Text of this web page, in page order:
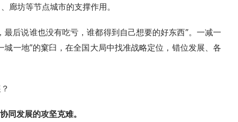
廊坊等节点城市的支撑作用。
最后说谁也没有吃亏，谁都得到自己想要的好东西”。一减一
城一地”的窠臼，在全国大局中找准战略定位，错位发展、各
同发展的攻坚克难。